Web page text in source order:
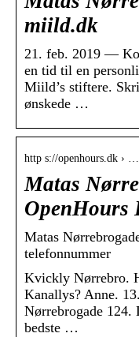
miild.dk
21. feb. 2019 —
en tid til en
Miild’s stiftere.
ønskede …
http s://openhours.dk ›
Matas
OpenHours
Matas
telefonnummer
Kvickly Nørrebro.
Kanallys? Anne.
Nørrebrogade 124.
bedste …